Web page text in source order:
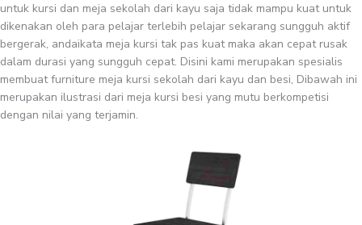
untuk kursi dan meja sekolah dari kayu saja tidak mampu kuat untuk
dikenakan oleh para pelajar terlebih pelajar sekarang sungguh aktif
bergerak, andaikata meja kursi tak pas kuat maka akan cepat rusak
dalam durasi yang sungguh cepat. Disini kami merupakan spesialis
membuat furniture meja kursi sekolah dari kayu dan besi, Dibawah ini
merupakan ilustrasi dari meja kursi besi yang mutu berkompetisi
dengan nilai yang terjamin.